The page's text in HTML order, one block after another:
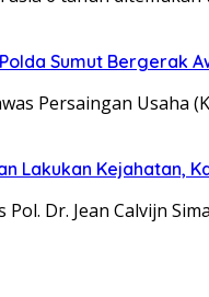
Sumut Bergerak
Persaingan Usaha
Lakukan Kejahatan,
Dr. Jean Calvijn